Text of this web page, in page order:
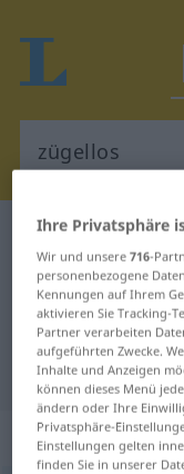
Deutsch-
Deutsch-
für
"zügellos"
Ihre Privatsphäre
Wir und unsere716-
personenbezogene
Kennungen auf Ihrem
aktivieren Sie Tracking-
Partner verarbeiten
aufgeführten Zwecke.
Inhalte und Anzeigen
können dieses Menü
ändern oder Ihre
Privatsphäre-
Einstellungen gelten
finden Sie in unserer